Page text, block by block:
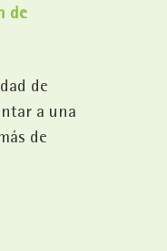
de
de
a una
de